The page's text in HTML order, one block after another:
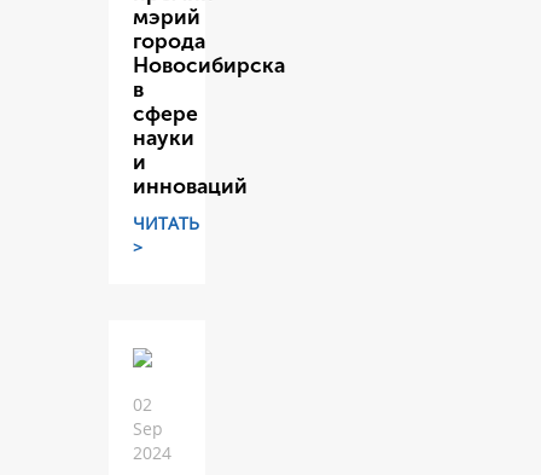
мэрий
города
Новосибирска
в
сфере
науки
и
инноваций
ЧИТАТЬ
>
02
Sep
2024